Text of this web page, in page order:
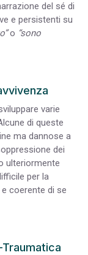
del sé di
e persistenti su
o “sono
varie
di queste
ma dannose a
dei
ulteriormente
per la
coerente di se